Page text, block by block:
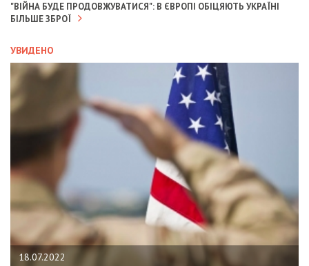
"ВІЙНА БУДЕ ПРОДОВЖУВАТИСЯ": В ЄВРОПІ ОБІЦЯЮТЬ УКРАЇНІ
БІЛЬШЕ ЗБРОЇ
УВИДЕНО
18.07.2022